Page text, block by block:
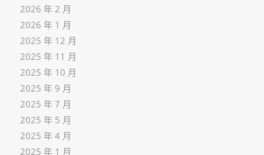
2026 年 2 月
2026 年 1 月
2025 年 12 月
2025 年 11 月
2025 年 10 月
2025 年 9 月
2025 年 7 月
2025 年 5 月
2025 年 4 月
2025 年 1 月